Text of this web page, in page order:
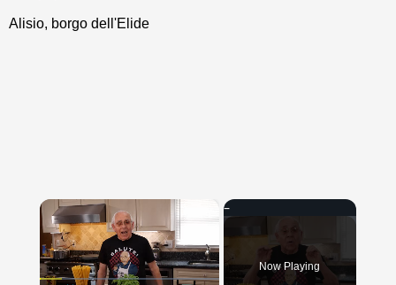
Alisio, borgo dell'Elide
Now Playing